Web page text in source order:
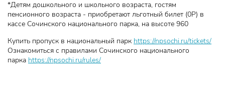
*Детям дошкольного и школьного возраста, гостям
пенсионного возраста - приобретают льготный билет (0Р) в
кассе Сочинского национального парка, на высоте 960
Купить пропуск в национальный парк https://npsochi.ru/tickets/
Ознакомиться с правилами Сочинского национального
парка https://npsochi.ru/rules/